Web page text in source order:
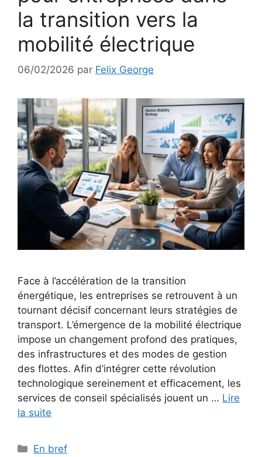
la transition vers la
mobilité électrique
06/02/2026 par Felix George
Face à l’accélération de la transition
énergétique, les entreprises se retrouvent à un
tournant décisif concernant leurs stratégies de
transport. L’émergence de la mobilité électrique
impose un changement profond des pratiques,
des infrastructures et des modes de gestion
des flottes. Afin d’intégrer cette révolution
technologique sereinement et efficacement, les
services de conseil spécialisés jouent un … Lire
la suite
Catégories
En bref